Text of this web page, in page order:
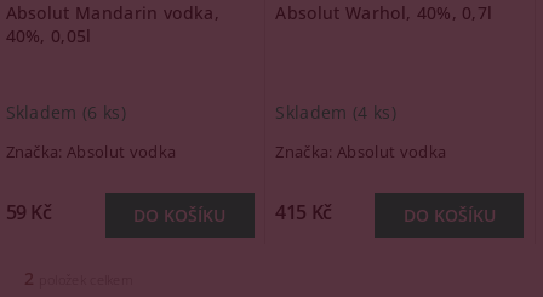
Absolut Mandarin vodka,
40%, 0,05l
Skladem (6 ks)
Značka:Absolut vodka
59 Kč
Absolut Warhol, 40%, 0,7l
Skladem (4 ks)
Značka: Absolut vodka
415 Kč
2